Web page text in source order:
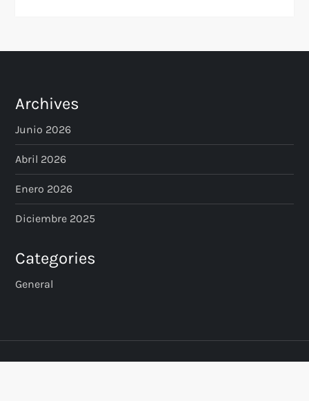
Archives
Junio 2026
Abril 2026
Enero 2026
Diciembre 2025
Categories
General